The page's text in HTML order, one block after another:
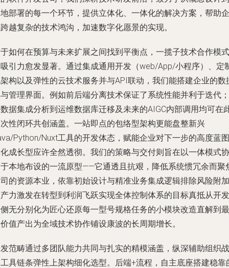
部署的每一个环节，提供立体化、一体化的解决方案，帮助企
越复杂的技术鸿沟，加速数字化愿景的实现。
如何在预算与未来扩展之间找到平衡点，一揽子技术合作模式
引力愈发显著。通过集成通用开发（web/App/小程序）、定
构以及弹性的云技术服务并与API联动，我们能搭建企业的数
管理界面。例如前后端分离技术保证了系统性能并利于迭代；
据集成分析到运维数据库迁移及未来的AIGC内部调用均可在
性闭环共创涵盖。一站即点的包络型架构更能盘整新兴
Python/Nuxt工具的开发体态，赋能企业对下一步的高度蓝图
成长型应许全然透彻。我们的策略与交付则旨在以一体模式协
本地布设的一流原型——它通透且抗艰，降低系统惯冗余而聚
的资源本业，依靠初始设计与精准业务集成逻辑排除风险附加
力激发在转型到利润飞跃实现全体控制体系的目标真抵从开发
无分别化为匠心还原每一型号规格任务的小模块改造直解到最
值产出为全域技术协作铺设康波的长周期增长。
范畴通过多团队能力共同与扎实的精模涵盖，纵深辅助组织战
具链条弹性上架构细化选型。后端+流程，自主底座搭建稳靠